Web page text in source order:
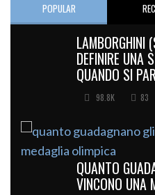
POPULAR
LAMBORGHINI
DEFINIRE UNA
QUANDO SI
98.8K 83
QUANTO
VINCONO UNA